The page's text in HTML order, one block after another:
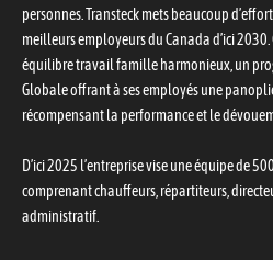
personnes. Transteck mets beaucoup
meilleurs employeurs du Canada d’ici
équilibre travail famille harmonieux, un
Globale offrant à ses employés une
récompensant la performance et le
D’ici 2025 l’entreprise vise une équipe de
comprenant chauffeurs, répartiteurs,
administratif.